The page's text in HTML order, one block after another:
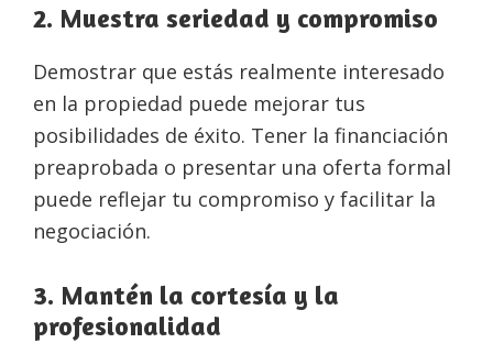
2. Muestra seriedad y compromiso
Demostrar que estás realmente interesado
en la propiedad puede mejorar tus
posibilidades de éxito. Tener la financiación
preaprobada o presentar una oferta formal
puede reflejar tu compromiso y facilitar la
negociación.
3. Mantén la cortesía y la
profesionalidad